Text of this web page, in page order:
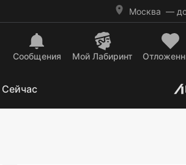
Москва —
Сообщения Mой Лабиринт